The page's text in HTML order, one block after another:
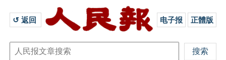
↺ 返回 电子报 正體版